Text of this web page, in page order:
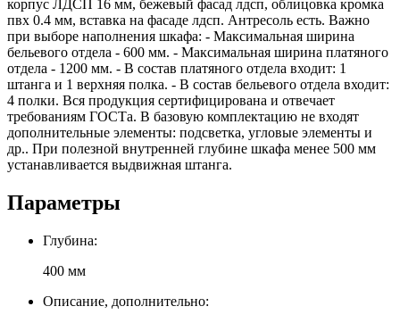
корпус ЛДСП 16 мм, бежевый фасад лдсп, облицовка кромка
пвх 0.4 мм, вставка на фасаде лдсп. Антресоль есть. Важно
при выборе наполнения шкафа: - Максимальная ширина
бельевого отдела - 600 мм. - Максимальная ширина платяного
отдела - 1200 мм. - В состав платяного отдела входит: 1
штанга и 1 верхняя полка. - В состав бельевого отдела входит:
4 полки. Вся продукция сертифицирована и отвечает
требованиям ГОСТа. В базовую комплектацию не входят
дополнительные элементы: подсветка, угловые элементы и
др.. При полезной внутренней глубине шкафа менее 500 мм
устанавливается выдвижная штанга.
Параметры
Глубина:
400 мм
Описание, дополнительно: